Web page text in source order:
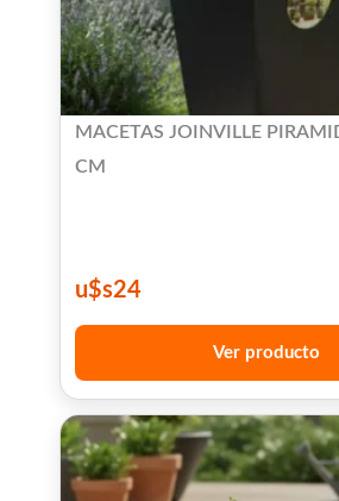
MACETAS JOINVILLE
CM
u$s24
Ver producto